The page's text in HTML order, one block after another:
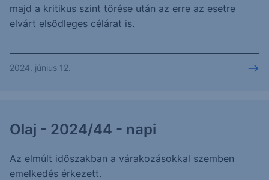
majd a kritikus szint törése után az erre az esetre
elvárt elsődleges célárat is.
2024. június 12.
Olaj - 2024/44 - napi
Az elmúlt időszakban a várakozásokkal szemben
emelkedés érkezett.